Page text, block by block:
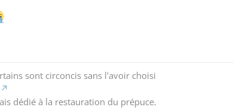
sont circoncis sans l'avoir choisi
dédié à la restauration du prépuce.